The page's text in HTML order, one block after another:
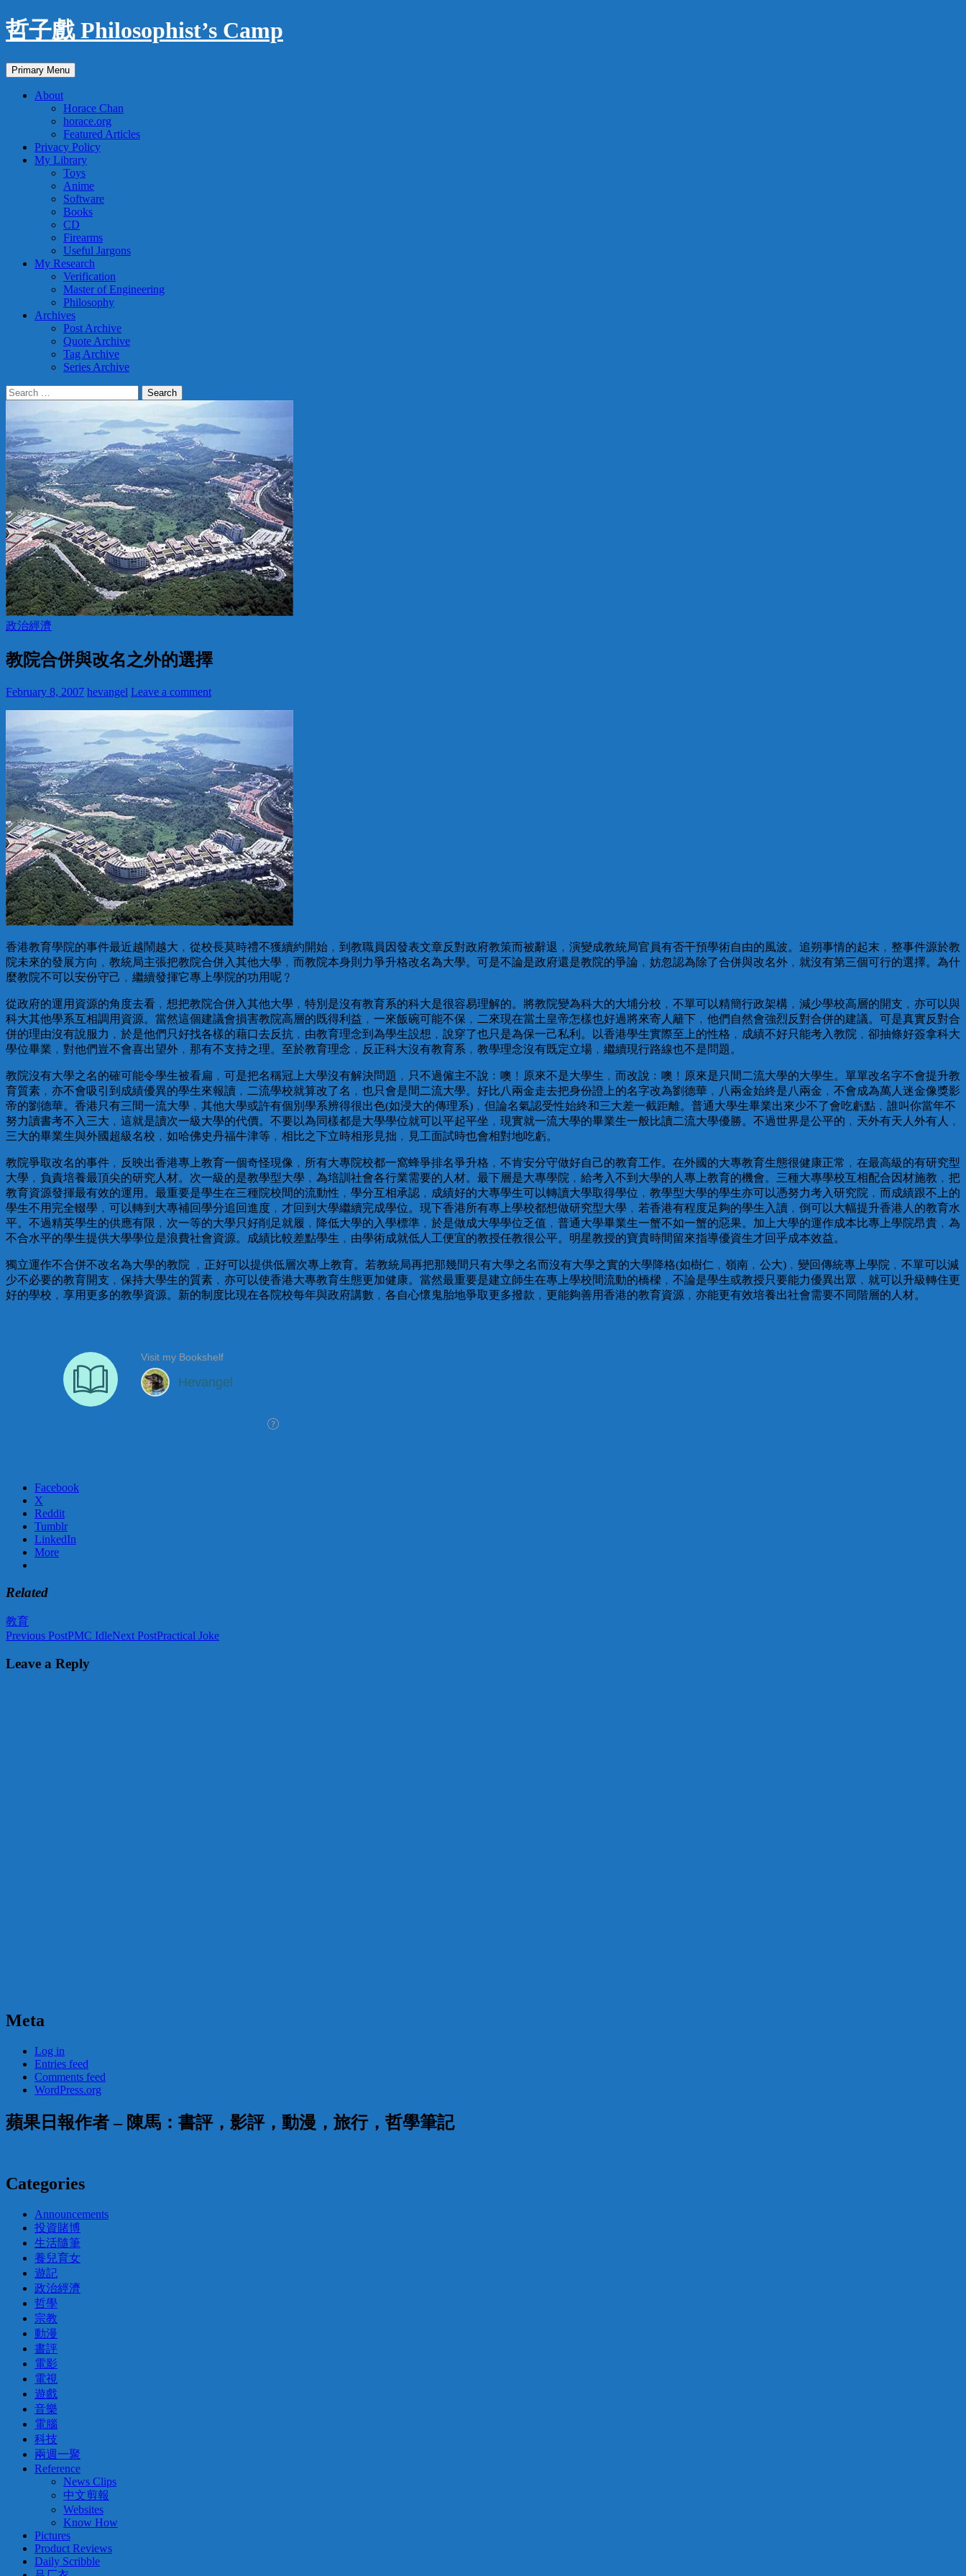
Skip
to
哲子戲 Philosophist’s Camp
Search
Primary Menu
About
Horace Chan
horace.org
Featured Articles
Privacy Policy
My Library
Toys
Anime
Software
Books
CD
Firearms
Useful Jargons
My Research
Verification
Master of Engineering
Philosophy
Archives
Post Archive
Quote Archive
Tag Archive
Series Archive
Search
for:
政治經濟
教院合併與改名之外的選擇
February 8, 2007 hevangel Leave a comment
香港教育學院的事件最近越鬧越大﹐從校長莫時禮不獲續約開始﹐到教職員因發表文章反對政府教策而被辭退﹐演變成教統局官員有否干預學術自由的風波。追朔事情的起末﹐整事件源於教
院未來的發展方向﹐教統局主張把教院合併入其他大學﹐而教院本身則力爭升格改名為大學。可是不論是政府還是教院的爭論﹐妨忽認為除了合併與改名外﹐就沒有第三個可行的選擇。為什
麼教院不可以安份守己﹐繼續發揮它專上學院的功用呢﹖
從政府的運用資源的角度去看﹐想把教院合併入其他大學﹐特別是沒有教育系的科大是很容易理解的。將教院變為科大的大埔分校﹐不單可以精簡行政架構﹐減少學校高層的開支﹐亦可以與
科大其他學系互相調用資源。當然這個建議會損害教院高層的既得利益﹐一來飯碗可能不保﹐二來現在當土皇帝怎樣也好過將來寄人籬下﹐他們自然會強烈反對合併的建議。可是真實反對合
併的理由沒有說服力﹐於是他們只好找各樣的藉口去反抗﹐由教育理念到為學生設想﹐說穿了也只是為保一己私利。以香港學生實際至上的性格﹐成績不好只能考入教院﹐卻抽條好簽拿科大
學位畢業﹐對他們豈不會喜出望外﹐那有不支持之理。至於教育理念﹐反正科大沒有教育系﹐教學理念沒有既定立場﹐繼續現行路線也不是問題。
教院沒有大學之名的確可能令學生被看扁﹐可是把名稱冠上大學沒有解決問題﹐只不過僱主不說﹕噢﹗原來不是大學生﹐而改說﹕噢﹗原來是只間二流大學的大學生。單單改名字不會提升教
育質素﹐亦不會吸引到成績優異的學生來報讀﹐二流學校就算改了名﹐也只會是間二流大學。好比八兩金走去把身份證上的名字改為劉德華﹐八兩金始終是八兩金﹐不會成為萬人迷金像獎影
帝的劉德華。香港只有三間一流大學﹐其他大學或許有個別學系辨得很出色(如浸大的傳理系)﹐但論名氣認受性始終和三大差一截距離。普通大學生畢業出來少不了會吃虧點﹐誰叫你當年不
努力讀書考不入三大﹐這就是讀次一級大學的代價。不要以為同樣都是大學學位就可以平起平坐﹐現實就一流大學的畢業生一般比讀二流大學優勝。不過世界是公平的﹐天外有天人外有人﹐
三大的畢業生與外國超級名校﹐如哈佛史丹福牛津等﹐相比之下立時相形見拙﹐見工面試時也會相對地吃虧。
教院爭取改名的事件﹐反映出香港專上教育一個奇怪現像﹐所有大專院校都一窩蜂爭排名爭升格﹐不肯安分守做好自己的教育工作。在外國的大專教育生態很健康正常﹐在最高級的有研究型
大學﹐負責培養最頂尖的研究人材。次一級的是教學型大學﹐為培訓社會各行業需要的人材。最下層是大專學院﹐給考入不到大學的人專上教育的機會。三種大專學校互相配合因材施教﹐把
教育資源發揮最有效的運用。最重要是學生在三種院校間的流動性﹐學分互相承認﹐成績好的大專學生可以轉讀大學取得學位﹐教學型大學的學生亦可以憑努力考入研究院﹐而成績跟不上的
學生不用完全輟學﹐可以轉到大專補回學分追回進度﹐才回到大學繼續完成學位。現下香港所有專上學校都想做研究型大學﹐若香港有程度足夠的學生入讀﹐倒可以大幅提升香港人的教育水
平。不過精英學生的供應有限﹐次一等的大學只好削足就履﹐降低大學的入學標準﹐於是做成大學學位乏值﹐普通大學畢業生一蟹不如一蟹的惡果。加上大學的運作成本比專上學院昂貴﹐為
不合水平的學生提供大學學位是浪費社會資源。成績比較差點學生﹐由學術成就低人工便宜的教授任教很公平。明星教授的寶貴時間留來指導優資生才回乎成本效益。
獨立運作不合併不改名為大學的教院 ﹐正好可以提供低層次專上教育。若教統局再把那幾間只有大學之名而沒有大學之實的大學降格(如樹仁﹐嶺南﹐公大)﹐變回傳統專上學院﹐不單可以減
少不必要的教育開支﹐保持大學生的質素﹐亦可以使香港大專教育生態更加健康。當然最重要是建立師生在專上學校間流動的橋樑﹐不論是學生或教授只要能力優異出眾﹐就可以升級轉住更
好的學校﹐享用更多的教學資源。新的制度比現在各院校每年與政府講數﹐各自心懷鬼胎地爭取更多撥款﹐更能夠善用香港的教育資源﹐亦能更有效培養出社會需要不同階層的人材。
Facebook
X
Reddit
Tumblr
LinkedIn
More
Related
教育
Post
navigation
Previous PostPMC IdleNext PostPractical Joke
Leave a Reply
Meta
Log in
Entries feed
Comments feed
WordPress.org
蘋果日報作者 – 陳馬：書評，影評，動漫，旅行，哲學筆記
Categories
Announcements
投資賭博
生活隨筆
養兒育女
遊記
政治經濟
哲學
宗教
動漫
書評
電影
電視
遊戲
音樂
電腦
科技
兩週一聚
Reference
News Clips
中文剪報
Websites
Know How
Pictures
Product Reviews
Daily Scribble